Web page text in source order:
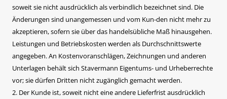
soweit sie nicht ausdrücklich als verbindlich bezeichnet sind. Die
Änderungen sind unangemessen und vom Kun-den nicht mehr zu
akzeptieren, sofern sie über das handelsübliche Maß hinausgehen.
Leistungen und Betriebskosten werden als Durchschnittswerte
angegeben. An Kostenvoranschlägen, Zeichnungen und anderen
Unterlagen behält sich Stavermann Eigentums- und Urheberrechte
vor; sie dürfen Dritten nicht zugänglich gemacht werden.
2. Der Kunde ist, soweit nicht eine andere Lieferfrist ausdrücklich